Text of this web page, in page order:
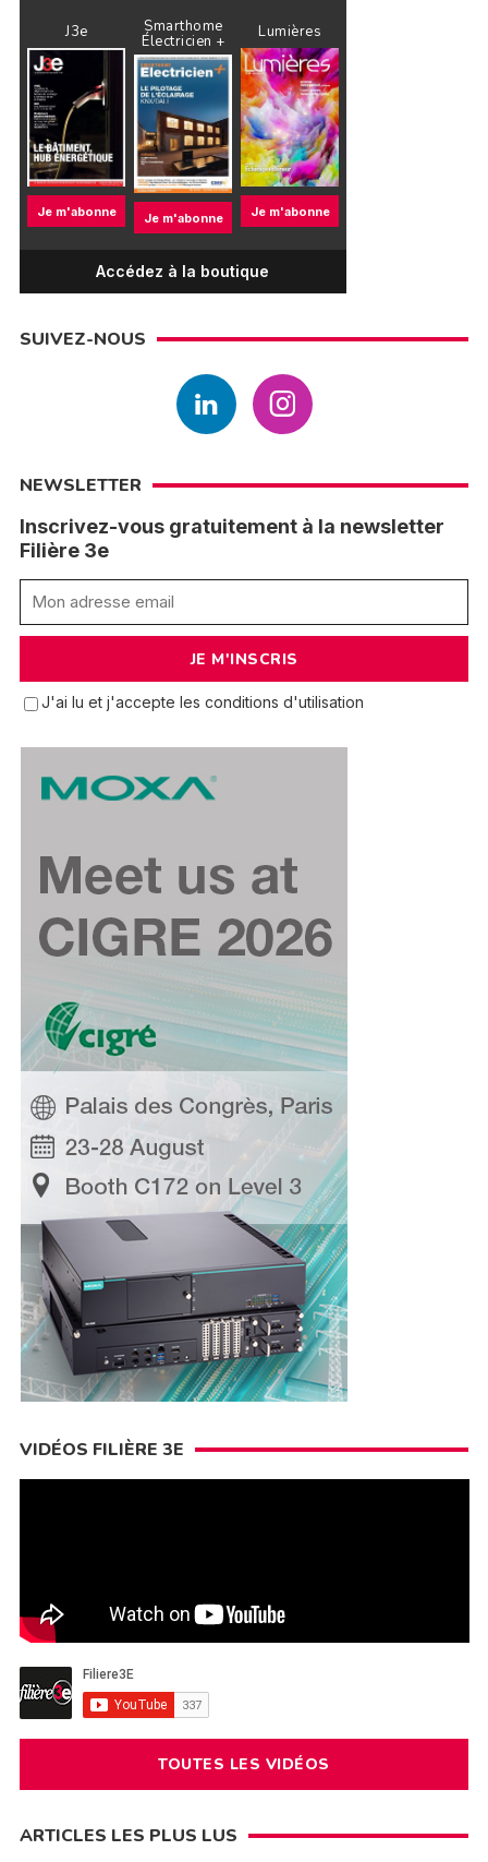
J3e
Je m'abonne
Smarthome
Électricien +
Je m'abonne
Lumières
Je m'abonne
Accédez à la boutique
SUIVEZ-NOUS
NEWSLETTER
Inscrivez-vous gratuitement à la newsletter
Filière 3e
J'ai lu et j'accepte les conditions d'utilisation
VIDÉOS FILIÈRE 3E
TOUTES LES VIDÉOS
ARTICLES LES PLUS LUS